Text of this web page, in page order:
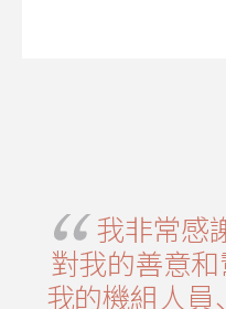
我非常感
對我的善意
我的機組人員